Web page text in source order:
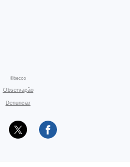
©becco
Observação
Denunciar